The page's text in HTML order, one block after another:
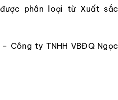
phân loại từ Xuất sắc